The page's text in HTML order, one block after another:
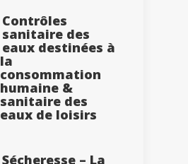
Contrôles
sanitaire des
eaux destinées à
la
consommation
humaine &
sanitaire des
eaux de loisirs
Sécheresse – La